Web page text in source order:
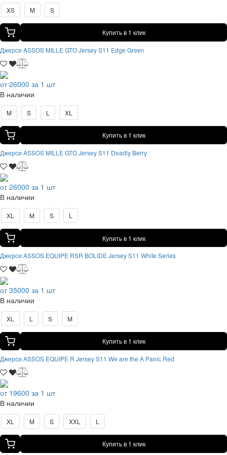
XS M S
Купить в 1 клик
Джерси ASSOS MILLE GTO Jersey S11 Edge Green
от 26000 за 1 шт
В наличии
M S L XL
Купить в 1 клик
Джерси ASSOS MILLE GTO Jersey S11 Deadly Berry
от 26000 за 1 шт
В наличии
XL M S L
Купить в 1 клик
Джерси ASSOS EQUIPE RSR BOLIDE Jersey S11 White Series
от 35000 за 1 шт
В наличии
XL L S M
Купить в 1 клик
Джерси ASSOS EQUIPE R Jersey S11 We are the A Panic Red
от 19600 за 1 шт
В наличии
XL M S XXL L
Купить в 1 клик